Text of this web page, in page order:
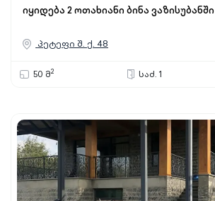
იყიდება 2 ოთახიანი ბინა ვაზისუბანში
პეტეფი შ. ქ. 48
50 მ2 საძ. 1